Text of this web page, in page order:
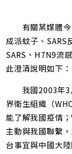
有關某媒體今
成派蚊子、SARS
SARS、H7N9流
此澄清說明如下：
我國2003年3
界衛生組織（
能了解我國疫情
主動與我國聯繫
台事宜與中國大